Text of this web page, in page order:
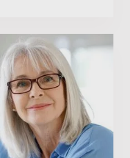
Wichtige